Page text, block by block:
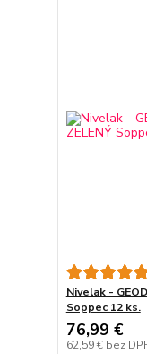
Nivelak -
Soppec 12 ks.
76,99 €
62,59 € bez